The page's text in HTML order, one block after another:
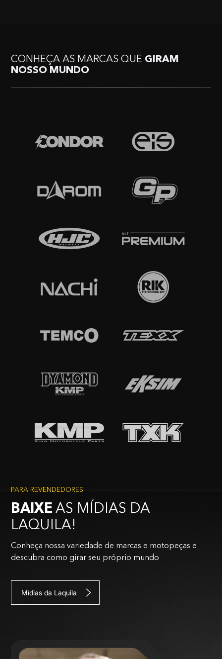
CONHEÇA AS MARCAS QUE GIRAM
NOSSO MUNDO
PARA REVENDEDORES
BAIXE AS MÍDIAS DA
LAQUILA!
Conheça nossa variedade de marcas e motopeças e
descubra como girar seu próprio mundo
Mídias da Laquila